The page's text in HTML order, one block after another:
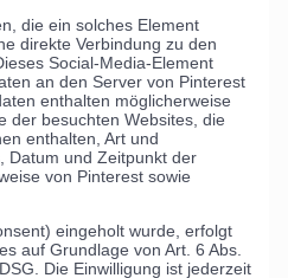
die ein solches Element
direkte Verbindung zu den
Social-Media-Element
an den Server von Pinterest
enthalten möglicherweise
der besuchten Websites, die
enthalten, Art und
Datum und Zeitpunkt der
von Pinterest sowie
eingeholt wurde, erfolgt
auf Grundlage von Art. 6 Abs.
Die Einwilligung ist jederzeit